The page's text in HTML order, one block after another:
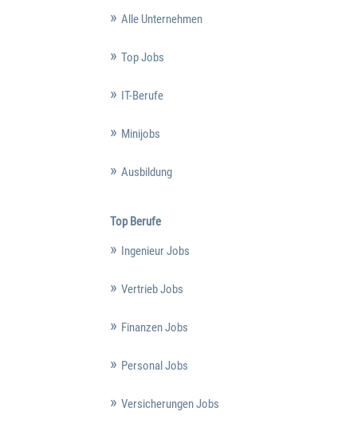
Alle Unternehmen
Top Jobs
IT-Berufe
Minijobs
Ausbildung
Top Berufe
Ingenieur Jobs
Vertrieb Jobs
Finanzen Jobs
Personal Jobs
Versicherungen Jobs